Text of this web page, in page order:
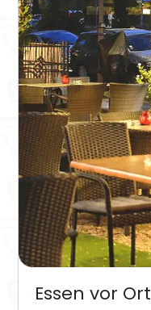
Essen vor Ort